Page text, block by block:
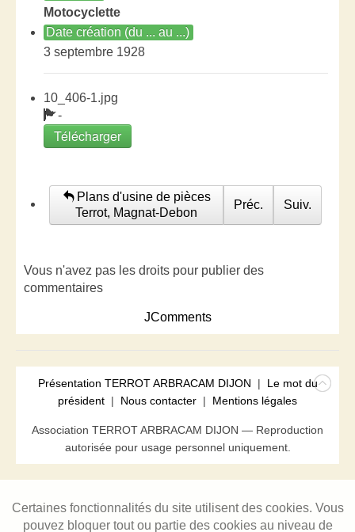
Motocyclette
Date création (du ... au ...)
3 septembre 1928
10_406-1.jpg
-
Télécharger
Plans d'usine de pièces
Terrot, Magnat-Debon
Préc. Suiv.
Vous n'avez pas les droits pour publier des
commentaires
JComments
Présentation TERROT ARBRACAM DIJON | Le mot du
président | Nous contacter | Mentions légales
Association TERROT ARBRACAM DIJON — Reproduction
autorisée pour usage personnel uniquement.
Certaines fonctionnalités du site utilisent des cookies. Vous
pouvez bloquer tout ou partie des cookies au niveau de